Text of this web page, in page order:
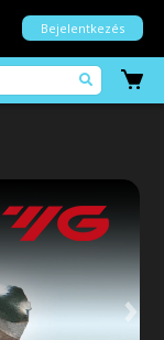
Bejelentkezés